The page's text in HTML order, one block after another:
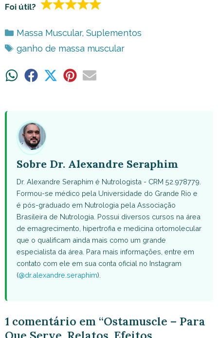
Foi útil?
Categorias
Massa Muscular, Suplementos
Tags
ganho de massa muscular
ShareShare ShareShareShare
Sobre Dr. Alexandre Seraphim
Dr. Alexandre Seraphim é Nutrologista - CRM 52.978779.
Formou-se médico pela Universidade do Grande Rio e
é pós-graduado em Nutrologia pela Associação
Brasileira de Nutrologia. Possui diversos cursos na área
de emagrecimento, hipertrofia e medicina ortomolecular
que o qualificam ainda mais como um grande
especialista da área. Para mais informações, entre em
contato com ele em sua conta oficial no Instagram
(@dr.alexandre.seraphim).
1 comentário em “Ostamuscle – Para